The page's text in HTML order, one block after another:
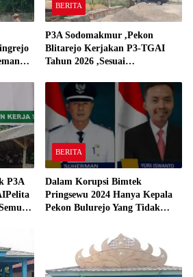
BERITA
P3A Sodomakmur ,Pekon
Blitarejo Kerjakan P3-TGAI
Tahun 2026 ,Sesuai
P3A
BERITA
Dalam Korupsi Bimtek
Pringsewu 2024 Hanya Kepala
Pekon Bulurejo Yang Tidak